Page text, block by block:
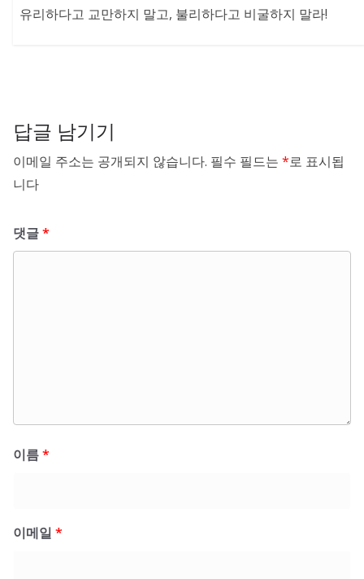
유리하다고 교만하지 말고, 불리하다고 비굴하지 말라!
답글 남기기
이메일 주소는 공개되지 않습니다. 필수 필드는 *로 표시됩
니다
댓글*
이름*
이메일 *